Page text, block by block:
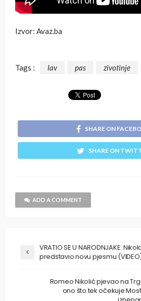
Izvor: Avaz.ba
Tags : lav pas zivotinje
SHARE ON
SHARE ON
ADD A COMMENT
VRATIO SE U NARODNJAKE:
predstavio novu pjesmu
Romeo Nikolić pjevao na
ono što tek očekuje